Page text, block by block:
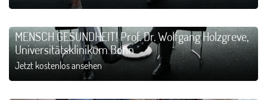
MENSCH GESUNDHEIT! Prof. Dr. Wolfgang Holzgreve,
Universitätsklinikum Bonn
Jetzt kostenlos ansehen